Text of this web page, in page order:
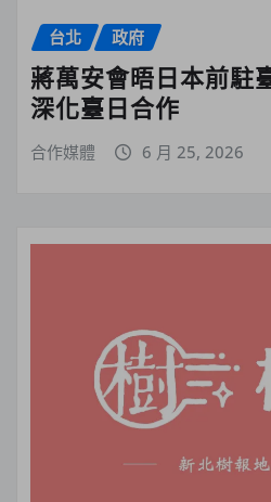
台北 政府
蔣萬安會晤日本前
深化臺日合作
合作媒體 6 月 25, 2026